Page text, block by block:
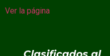
Ver la página